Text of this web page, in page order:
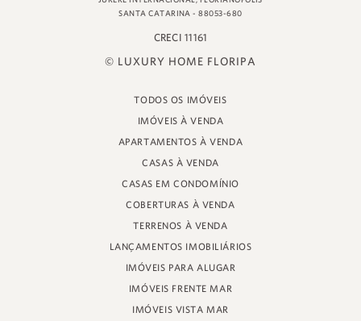
RUA PROF. HEINZ BRAUNSPERGER, 88 - LOJA 3
JURERÊ INTERNACIONAL, FLORIANÓPOLIS
SANTA CATARINA - 88053-680
CRECI 11161
© LUXURY HOME FLORIPA
TODOS OS IMÓVEIS
IMÓVEIS À VENDA
APARTAMENTOS À VENDA
CASAS À VENDA
CASAS EM CONDOMÍNIO
COBERTURAS À VENDA
TERRENOS À VENDA
LANÇAMENTOS IMOBILIÁRIOS
IMÓVEIS PARA ALUGAR
IMÓVEIS FRENTE MAR
IMÓVEIS VISTA MAR